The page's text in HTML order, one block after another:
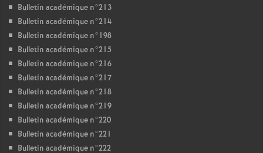
Bulletin académique n°213
Bulletin académique n°214
Bulletin académique n°198
Bulletin académique n°215
Bulletin académique n°216
Bulletin académique n°217
Bulletin académique n°218
Bulletin académique n°219
Bulletin académique n°220
Bulletin académique n°221
Bulletin académique n°222